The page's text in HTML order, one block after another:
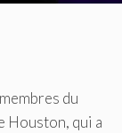
du
Houston, qui a